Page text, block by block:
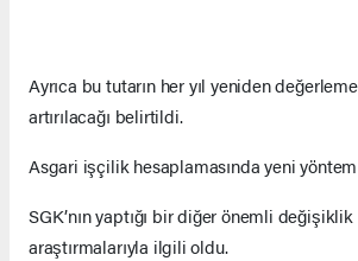
Ayrıca bu tutarın her yıl yeniden
artırılacağı belirtildi.
Asgari işçilik hesaplamasında yeni yöntem
SGK’nın yaptığı bir diğer önemli
araştırmalarıyla ilgili oldu.